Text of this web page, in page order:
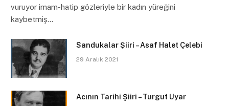
vuruyor imam-hatip gözleriyle bir kadın yüreğini
kaybetmiş…
Sandukalar Şiiri – Asaf Halet Çelebi
29 Aralık 2021
Acının Tarihi Şiiri – Turgut Uyar